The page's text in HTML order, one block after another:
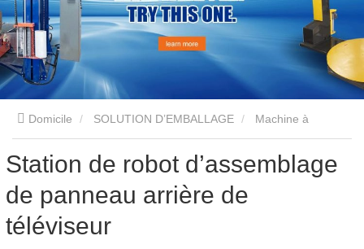
Domicile SOLUTION D’EMBALLAGE Machine à
tournevis
de téléviseur
Station de robot d’assemblage
de panneau arrière de
téléviseur